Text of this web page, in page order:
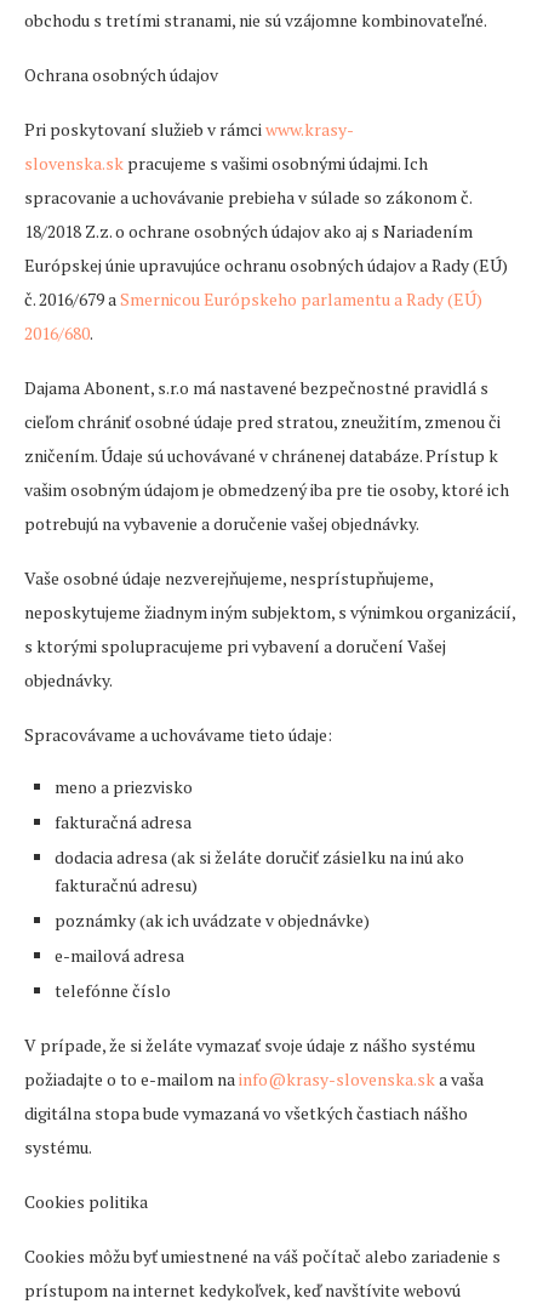
obchodu s tretími stranami, nie sú vzájomne kombinovateľné.
Ochrana osobných údajov
Pri poskytovaní služieb v rámciwww.krasy-
slovenska.sk pracujeme s vašimi osobnými údajmi. Ich
spracovanie a uchovávanie prebieha v súlade so zákonom č.
18/2018 Z.z. o ochrane osobných údajov ako aj s Nariadením
Európskej únie upravujúce ochranu osobných údajov a Rady (EÚ)
č. 2016/679 aSmernicou Európskeho parlamentu a Rady (EÚ)
2016/680.
Dajama Abonent, s.r.o má nastavené bezpečnostné pravidlá s
cieľom chrániť osobné údaje pred stratou, zneužitím, zmenou či
zničením. Údaje sú uchovávané v chránenej databáze. Prístup k
vašim osobným údajom je obmedzený iba pre tie osoby, ktoré ich
potrebujú na vybavenie a doručenie vašej objednávky.
Vaše osobné údaje nezverejňujeme, nesprístupňujeme,
neposkytujeme žiadnym iným subjektom, s výnimkou organizácií,
s ktorými spolupracujeme pri vybavení a doručení Vašej
objednávky.
Spracovávame a uchovávame tieto údaje:
meno a priezvisko
fakturačná adresa
dodacia adresa (ak si želáte doručiť zásielku na inú ako
fakturačnú adresu)
poznámky (ak ich uvádzate v objednávke)
e-mailová adresa
telefónne číslo
V prípade, že si želáte vymazať svoje údaje z nášho systému
požiadajte o to e-mailom nainfo@krasy-slovenska.ska vaša
digitálna stopa bude vymazaná vo všetkých častiach nášho
systému.
Cookies politika
Cookies môžu byť umiestnené na váš počítač alebo zariadenie s
prístupom na internet kedykoľvek, keď navštívite webovú